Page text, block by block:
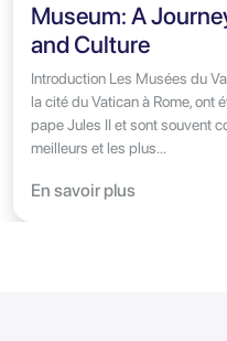
Museum: A
and Culture
Introduction Les Musées du
la cité du Vatican à Rome, ont
pape Jules II et sont souvent
meilleurs et les plus...
En savoir plus